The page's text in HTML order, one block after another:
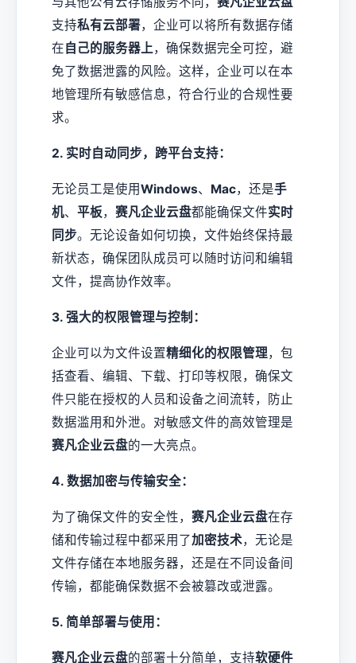
支持私有云部署，企业可以将所有数据存储
在自己的服务器上，确保数据完全可控，避
免了数据泄露的风险。这样，企业可以在本
地管理所有敏感信息，符合行业的合规性要
求。
2. 实时自动同步，跨平台支持：
无论员工是使用Windows、 Mac，还是手
机、 平板， 赛凡企业云盘都能确保文件实时
同步。无论设备如何切换，文件始终保持最
新状态，确保团队成员可以随时访问和编辑
文件，提高协作效率。
3. 强大的权限管理与控制：
企业可以为文件设置精细化的权限管理，包
括查看、编辑、下载、打印等权限，确保文
件只能在授权的人员和设备之间流转，防止
数据滥用和外泄。对敏感文件的高效管理是
赛凡企业云盘的一大亮点。
4. 数据加密与传输安全：
为了确保文件的安全性， 赛凡企业云盘在存
储和传输过程中都采用了加密技术，无论是
文件存储在本地服务器，还是在不同设备间
传输，都能确保数据不会被篡改或泄露。
5. 简单部署与使用：
赛凡企业云盘的部署十分简单，支持软硬件